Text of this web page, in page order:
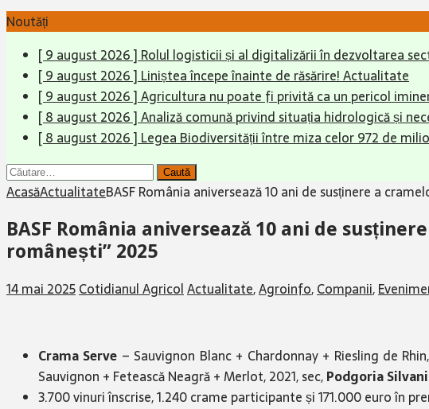
Noutăți
[ 9 august 2026 ]Rolul logisticii și al digitalizării în dezvoltarea
[ 9 august 2026 ]Liniștea începe înainte de răsărire!Actualitate
[ 9 august 2026 ]Agricultura nu poate fi privită ca un pericol
[ 8 august 2026 ]Analiză comună privind situația hidrologică și
[ 8 august 2026 ]Legea Biodiversității între miza celor 972 de
Caută
după:
AcasăActualitateBASF România aniversează 10 ani de susținere a
BASF România aniversează 10 ani de
românești” 2025
14 mai 2025Cotidianul AgricolActualitate,Agroinfo,Companii,
Crama Serve – Sauvignon Blanc + Chardonnay + Riesling de
Sauvignon + Fetească Neagră + Merlot, 2021, sec,Podgoria
3.700 vinuri înscrise, 1.240 crame participante și 171.000 euro în